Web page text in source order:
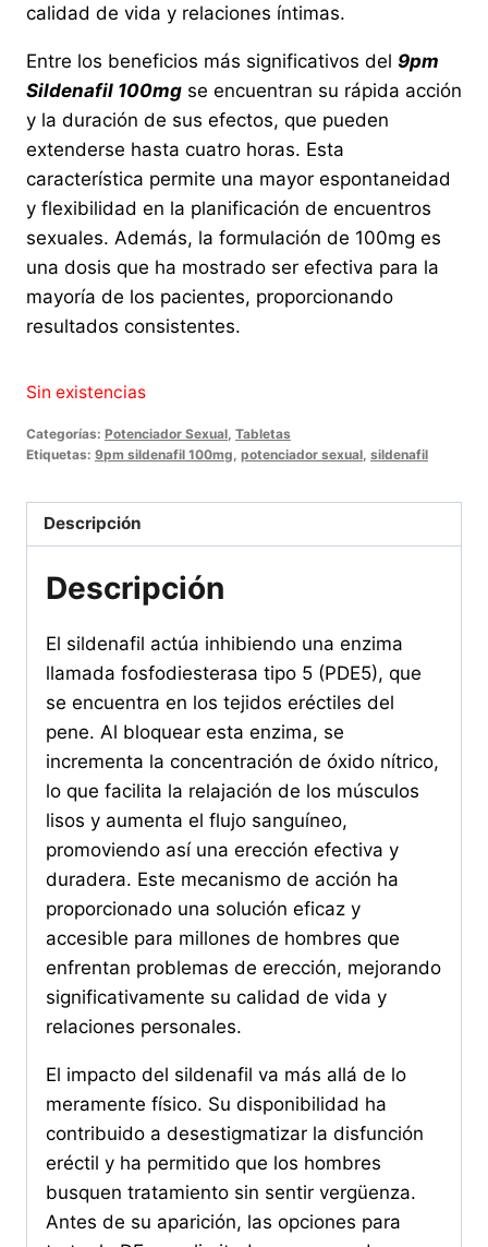
calidad de vida y relaciones íntimas.
Entre los beneficios más significativos del 9pm
Sildenafil 100mg se encuentran su rápida acción
y la duración de sus efectos, que pueden
extenderse hasta cuatro horas. Esta
característica permite una mayor espontaneidad
y flexibilidad en la planificación de encuentros
sexuales. Además, la formulación de 100mg es
una dosis que ha mostrado ser efectiva para la
mayoría de los pacientes, proporcionando
resultados consistentes.
Sin existencias
Categorías: Potenciador Sexual Tabletas
Etiquetas: 9pm sildenafil 100mg potenciador sexual sildenafil
Descripción
Descripción
El sildenafil actúa inhibiendo una enzima
llamada fosfodiesterasa tipo 5 (PDE5), que
se encuentra en los tejidos eréctiles del
pene. Al bloquear esta enzima, se
incrementa la concentración de óxido nítrico,
lo que facilita la relajación de los músculos
lisos y aumenta el flujo sanguíneo,
promoviendo así una erección efectiva y
duradera. Este mecanismo de acción ha
proporcionado una solución eficaz y
accesible para millones de hombres que
enfrentan problemas de erección, mejorando
significativamente su calidad de vida y
relaciones personales.
El impacto del sildenafil va más allá de lo
meramente físico. Su disponibilidad ha
contribuido a desestigmatizar la disfunción
eréctil y ha permitido que los hombres
busquen tratamiento sin sentir vergüenza.
Antes de su aparición, las opciones para